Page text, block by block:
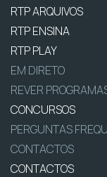
RTP ARQUIVOS
RTP ENSINA
RTP PLAY
EM DIRETO
REVER
CONCURSOS
PERGUNTAS
CONTACTOS
CONTACTOS